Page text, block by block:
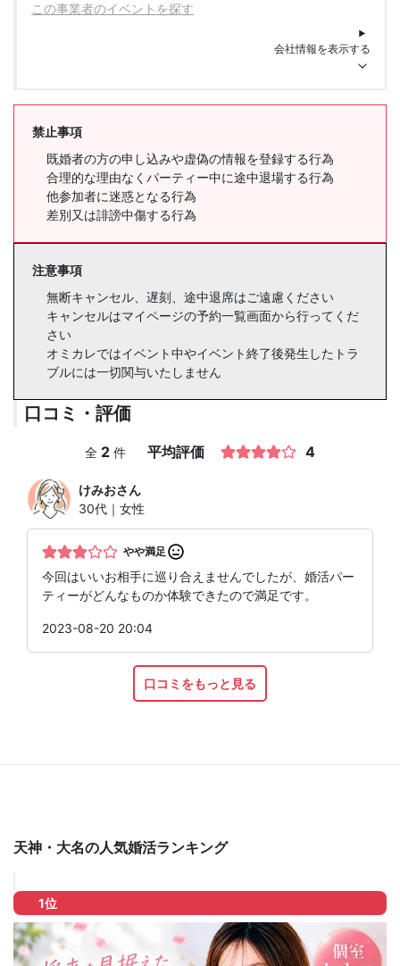
この事業者のイベントを探す
会社情報を表示する
禁止事項
既婚者の方の申し込みや虚偽の情報を登録する行為
合理的な理由なくパーティー中に途中退場する行為
他参加者に迷惑となる行為
差別又は誹謗中傷する行為
注意事項
無断キャンセル、遅刻、途中退席はご遠慮ください
キャンセルはマイページの予約一覧画面から行ってくだ
さい
オミカレではイベント中やイベント終了後発生したトラ
ブルには一切関与いたしません
口コミ・評価
全 2 件 平均評価 4
けみおさん
30代｜女性
やや満足
今回はいいお相手に巡り合えませんでしたが、婚活パー
ティーがどんなものか体験できたので満足です。
2023-08-20 20:04
口コミをもっと見る
天神・大名の人気婚活ランキング
1位